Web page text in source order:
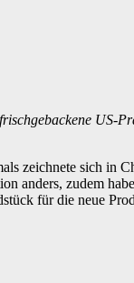
US-
zeichnete sich in
anders, zudem
für die neue